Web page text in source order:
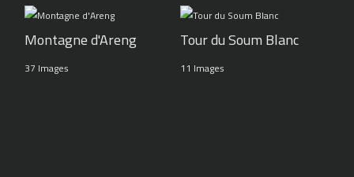
Montagne d'Areng
37 Images
Tour du Soum Blanc
11 Images